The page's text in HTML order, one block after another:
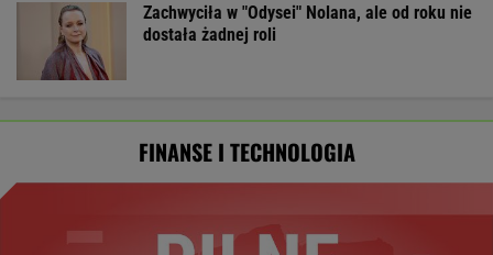
Zachwyciła w "Odysei" Nolana, ale od roku nie
dostała żadnej roli
FINANSE I TECHNOLOGIA